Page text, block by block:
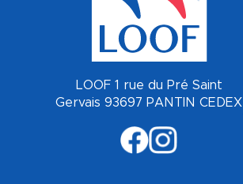
LOOF 1 rue du Pré Saint
Gervais 93697 PANTIN CEDEX